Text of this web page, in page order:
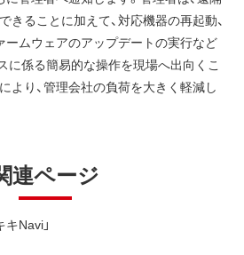
きることに加えて、対応機器の再起動、
ームウェアのアップデートの実行など
に係る簡易的な操作を現場へ出向くこ
より、管理会社の負荷を大きく軽減し
連ページ
Navi」